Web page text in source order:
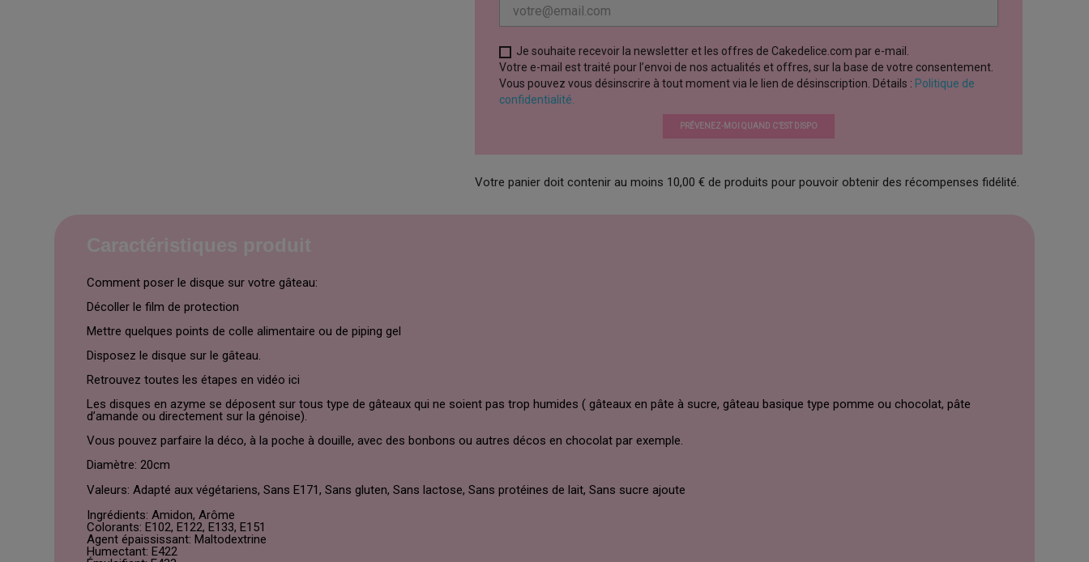
Je souhaite recevoir la newsletter et les offres de Cakedelice.com par e-mail.
Votre e-mail est traité pour l’envoi de nos actualités et offres, sur la base de votre consentement.
Vous pouvez vous désinscrire à tout moment via le lien de désinscription. Détails : Politique de
confidentialité.
PRÉVENEZ-MOI QUAND C’EST DISPO
Votre panier doit contenir au moins 10,00 € de produits pour pouvoir obtenir des récompenses fidélité.
Comment poser le disque sur votre gâteau:
Décoller le film de protection
Mettre quelques points de colle alimentaire ou de piping gel
Disposez le disque sur le gâteau.
Retrouvez toutes les étapes en vidéo ici
Les disques en azyme se déposent sur tous type de gâteaux qui ne soient pas trop humides ( gâteaux en pâte à sucre, gâteau basique type pomme ou chocolat, pâte
d’amande ou directement sur la génoise).
Vous pouvez parfaire la déco, à la poche à douille, avec des bonbons ou autres décos en chocolat par exemple.
Diamètre: 20cm
Valeurs: Adapté aux végétariens, Sans E171, Sans gluten, Sans lactose, Sans protéines de lait, Sans sucre ajoute
Ingrédients: Amidon, Arôme
Colorants: E102, E122, E133, E151
Agent épaississant: Maltodextrine
Humectant: E422